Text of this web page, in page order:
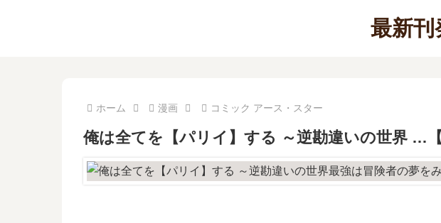
最新刊
ホーム 漫画 コミック アース・スター
俺は全てを【パリイ】する ～逆勘違いの世界 …